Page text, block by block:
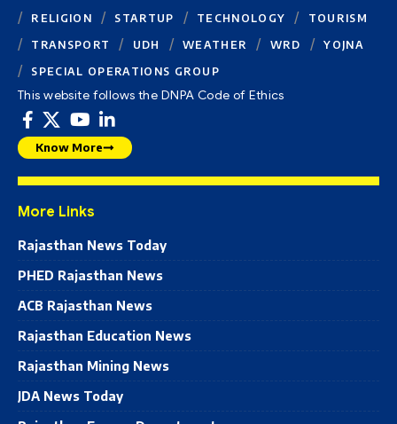
RELIGION
STARTUP TECHNOLOGY
TOURISM
TRANSPORT
UDH WEATHER WRD
YOJNA
SPECIAL OPERATIONS GROUP
This website follows the DNPA Code of Ethics
Know More
More Links
Rajasthan News Today
PHED Rajasthan News
ACB Rajasthan News
Rajasthan Education News
Rajasthan Mining News
JDA News Today